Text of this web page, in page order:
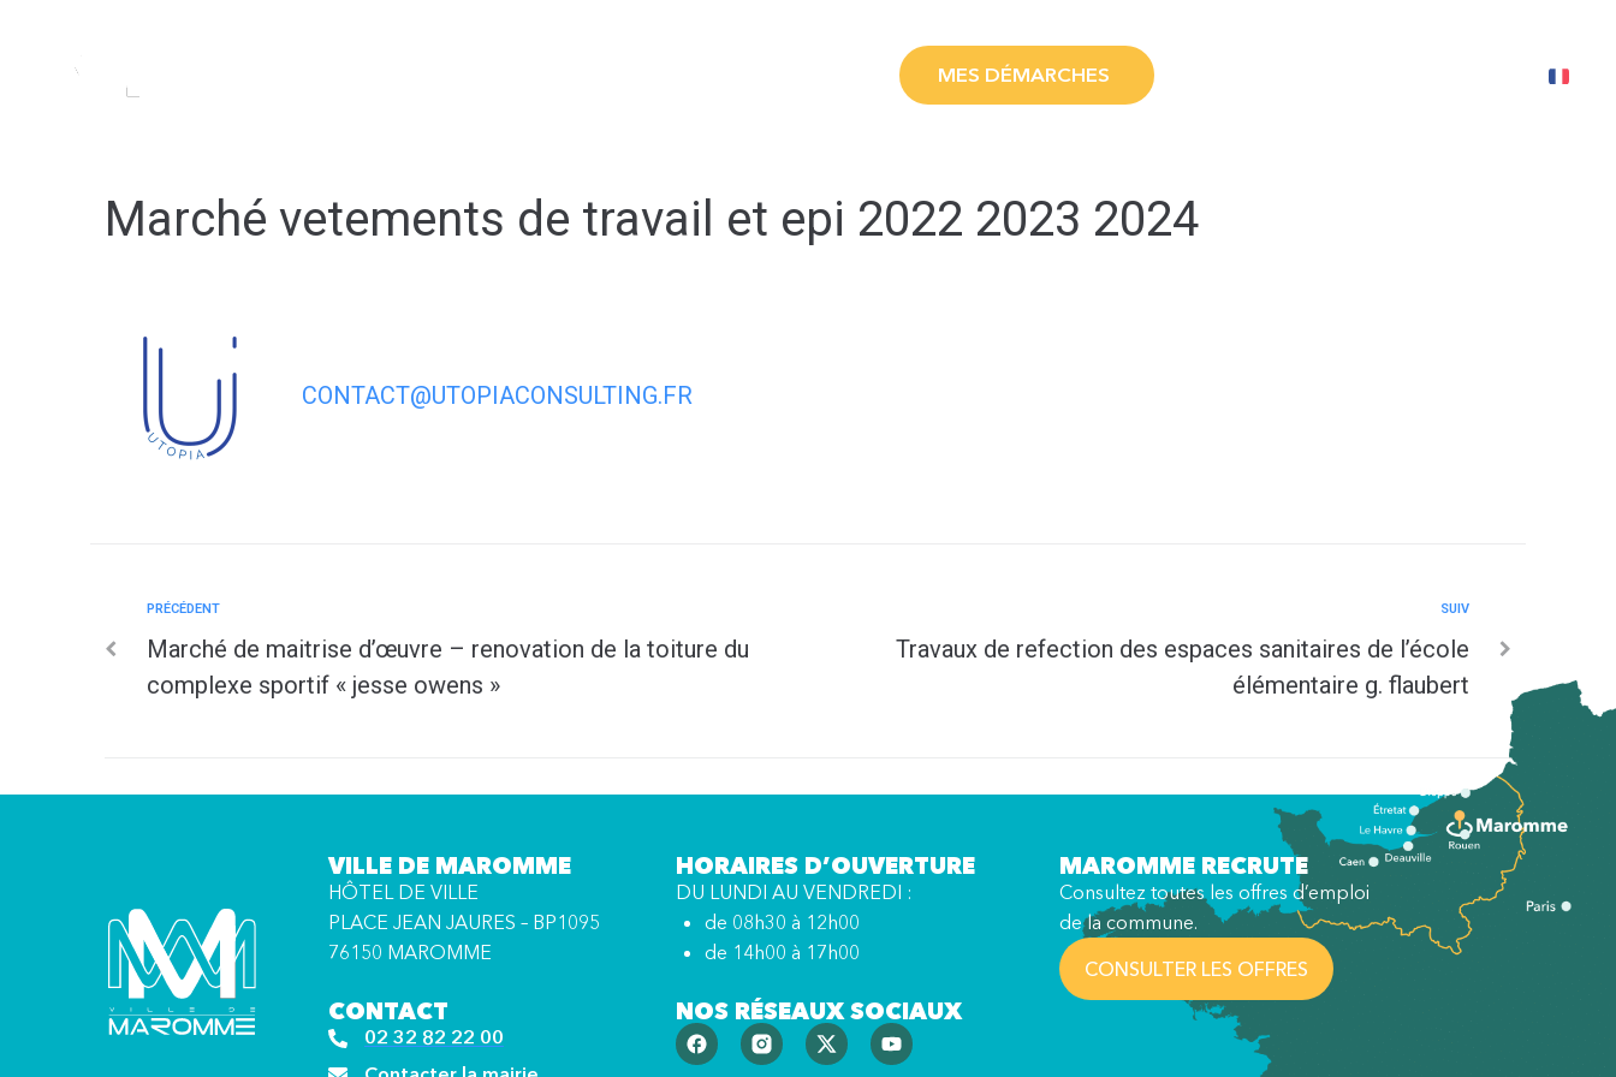
MES DÉMARCHES
Marché vetements de travail et epi 2022 2023 2024
CONTACT@UTOPIACONSULTING.FR
PRÉCÉDENT
Marché de maitrise d’œuvre – renovation de la toiture du
complexe sportif « jesse owens »
SUIV
Travaux de refection des espaces sanitaires de l’école
élémentaire g. flaubert
VILLE DE MAROMME
HÔTEL DE VILLE
PLACE JEAN JAURES – BP1095
76150 MAROMME
HORAIRES D’OUVERTURE
DU LUNDI AU VENDREDI :
de 08h30 à 12h00
de 14h00 à 17h00
MAROMME RECRUTE
Consultez toutes les offres d’emploi
de la commune.
CONSULTER LES OFFRES
CONTACT
02 32 82 22 00
NOS RÉSEAUX SOCIAUX